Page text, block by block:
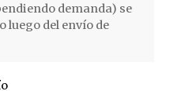
demanda) se
luego del envío de